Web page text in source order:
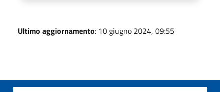
Ultimo aggiornamento: 10 giugno 2024, 09:55